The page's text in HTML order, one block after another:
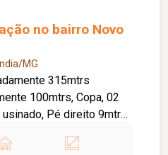
MG
315mtrs
100mtrs, Copa, 02
Pé direito 9mtrs,